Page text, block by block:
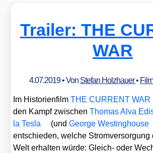
Trailer: THE
WAR
4.07.2019• Von Stefan Holzhauer•
Im His­to­ri­en­filmTHE CURRENT WAR
den Kampf zwi­schenTho­mas Alva
la Tes­la
(undGeor­ge West­ing­house
ent­schie­den, wel­che Strom­ver­sor­gung
Welt erhal­ten wür­de: Gleich- oder